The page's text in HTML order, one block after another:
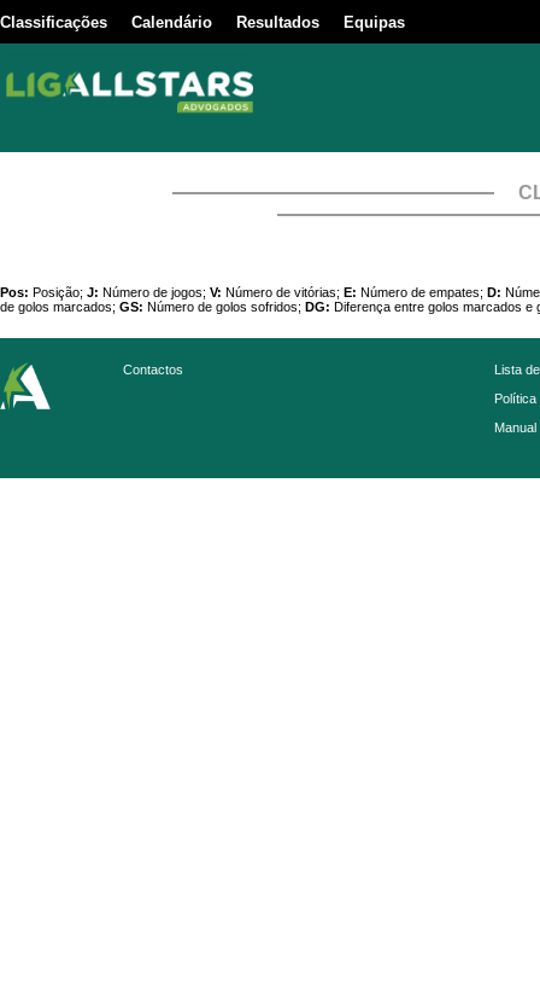
Classificações Calendário Resultados Equipas
Pos: Posição; J: Número de jogos; V: Número de vitórias; E: Número de empates; D:
de golos marcados; GS: Número de golos sofridos; DG: Diferença entre golos marcados e
Contactos
Lista
Política